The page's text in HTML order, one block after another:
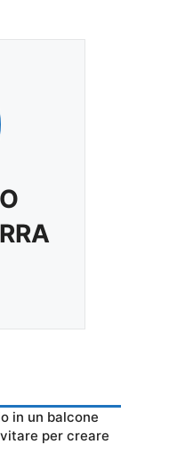
in un balcone
per creare